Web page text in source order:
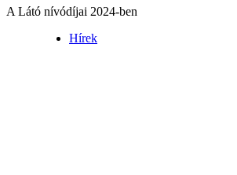
A Látó nívódíjai 2024-ben
Hírek